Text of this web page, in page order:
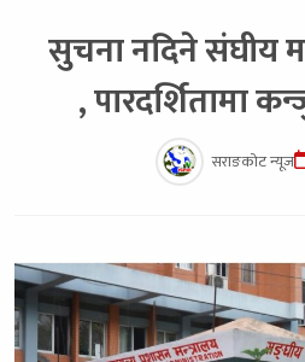
सुचना नदिने संघीय
, पारदर्शितामा
सराङकोट न्यूज